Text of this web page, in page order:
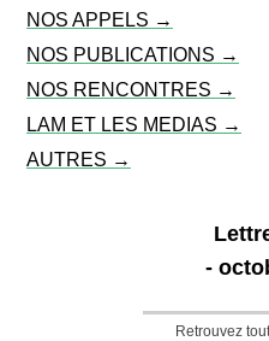
NOS APPELS →
NOS PUBLICATIONS →
NOS RENCONTRES →
LAM ET LES MEDIAS →
AUTRES →
-
Retrouvez